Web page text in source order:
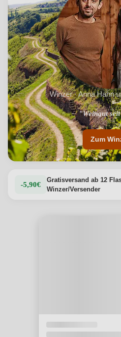
Winzer · Anna Hahn
"Weingut
Zum
-5,90€
Gratisversand ab 12
Winzer/Versender